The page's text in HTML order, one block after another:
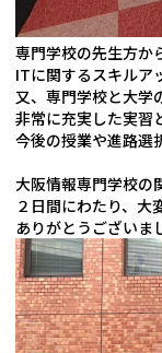
専門学校の先生方か
ITに関するスキルア
又、専門学校と大学
非常に充実した実習
今後の授業や進路選
大阪情報専門学校の
２日間にわたり、大
ありがとうございま